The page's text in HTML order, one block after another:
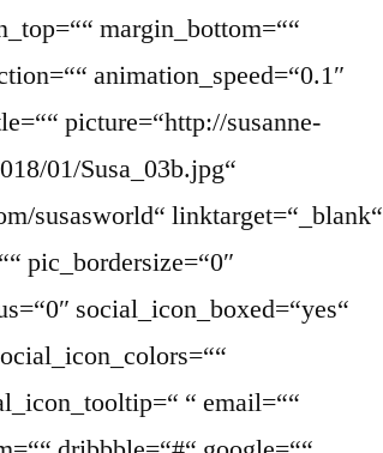
margin_bottom=““
animation_speed=“0.1″
picture=“http://susanne-
01/Susa_03b.jpg“
susasworld“ linktarget=“_blank“
pic_bordersize=“0″
social_icon_boxed=“yes“
“ email=““